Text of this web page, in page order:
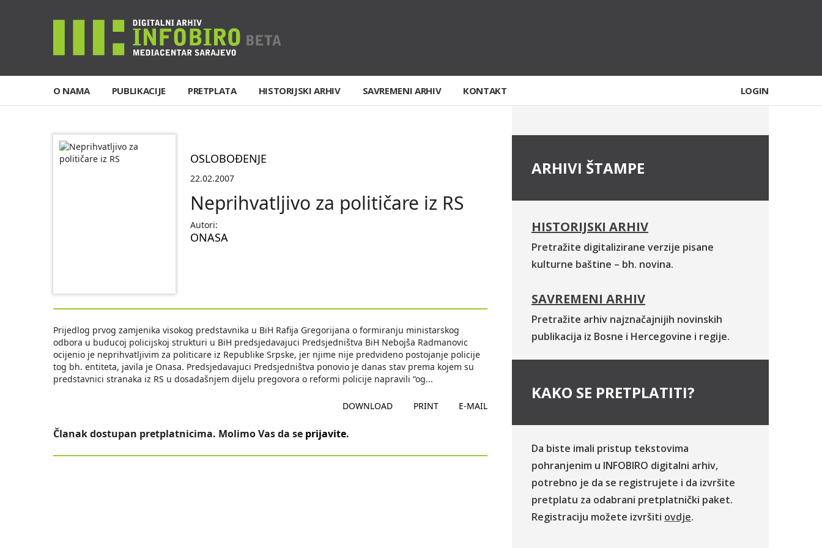
O NAMA PUBLIKACIJE PRETPLATA HISTORIJSKI ARHIV SAVREMENI ARHIV KONTAKT LOGIN
OSLOBOĐENJE
22.02.2007
Neprihvatljivo za političare iz RS
Autori:
ONASA
Prijedlog prvog zamjenika visokog predstavnika u BiH Rafija Gregorijana o formiranju ministarskog
odbora u buducoj policijskoj strukturi u BiH predsjedavajuci Predsjedništva BiH Nebojša Radmanovic
ocijenio je neprihvatljivim za politicare iz Republike Srpske, jer njime nije predvideno postojanje policije
tog bh. entiteta, javila je Onasa. Predsjedavajuci Predsjedništva ponovio je danas stav prema kojem su
predstavnici stranaka iz RS u dosadašnjem dijelu pregovora o reformi policije napravili “og...
DOWNLOAD PRINT E-MAIL
Članak dostupan pretplatnicima. Molimo Vas da se prijavite.
ARHIVI ŠTAMPE
HISTORIJSKI ARHIV
Pretražite digitalizirane verzije pisane
kulturne baštine – bh. novina.
SAVREMENI ARHIV
Pretražite arhiv najznačajnijih novinskih
publikacija iz Bosne i Hercegovine i regije.
KAKO SE PRETPLATITI?
Da biste imali pristup tekstovima
pohranjenim u INFOBIRO digitalni arhiv,
potrebno je da se registrujete i da izvršite
pretplatu za odabrani pretplatnički paket.
Registraciju možete izvršiti ovdje.